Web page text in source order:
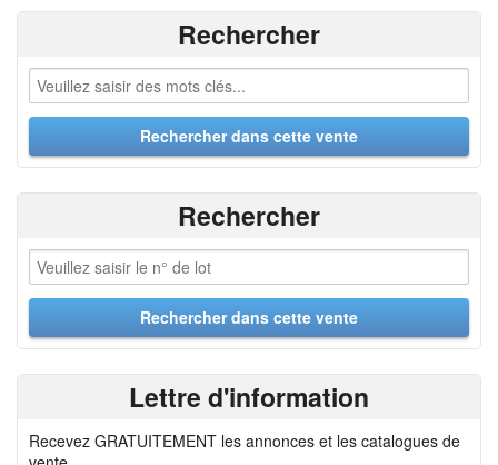
Rechercher
Rechercher
Lettre d'information
Recevez GRATUITEMENT les annonces et les catalogues de